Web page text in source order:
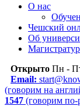
О нас
Чешский
Об
Открыто Пн -
Email:
(говорим на
1547 (говорим по-